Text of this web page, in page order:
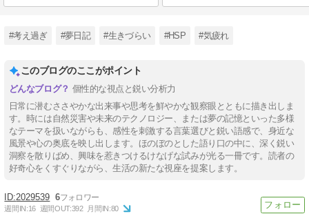
#考え過ぎ #夢日記 #生きづらい #HSP #気疲れ
このブログのここがポイント
個性的な視点と鋭い分析力
日常に潜むささやかな出来事や思考を鮮やかな観察眼とともに描き出しま
す。時には自然災害や未来のテクノロジー、または夢の記憶といった多様
なテーマを扱いながらも、感性を刺激する言葉選びと鋭い語感で、身近な
風景や心の奥底を映し出します。ほのぼのとした語り口の中に、深く鋭い
洞察を散りばめ、興味を惹きつけるけなげな試みが光る一冊です。読者の
好奇心をくすぐりながら、生活の新たな視座を提案します。
2029539 6
週間IN:16 週間OUT:392 月間IN:80